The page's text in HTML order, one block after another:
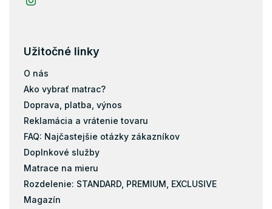
Užitočné linky
O nás
Ako vybrať matrac?
Doprava, platba, výnos
Reklamácia a vrátenie tovaru
FAQ: Najčastejšie otázky zákazníkov
Doplnkové služby
Matrace na mieru
Rozdelenie: STANDARD, PREMIUM, EXCLUSIVE
Magazín